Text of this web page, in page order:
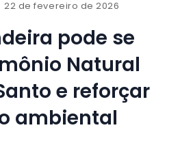
22 de fevereiro de 2026
pode se
Natural
e reforçar
ambiental